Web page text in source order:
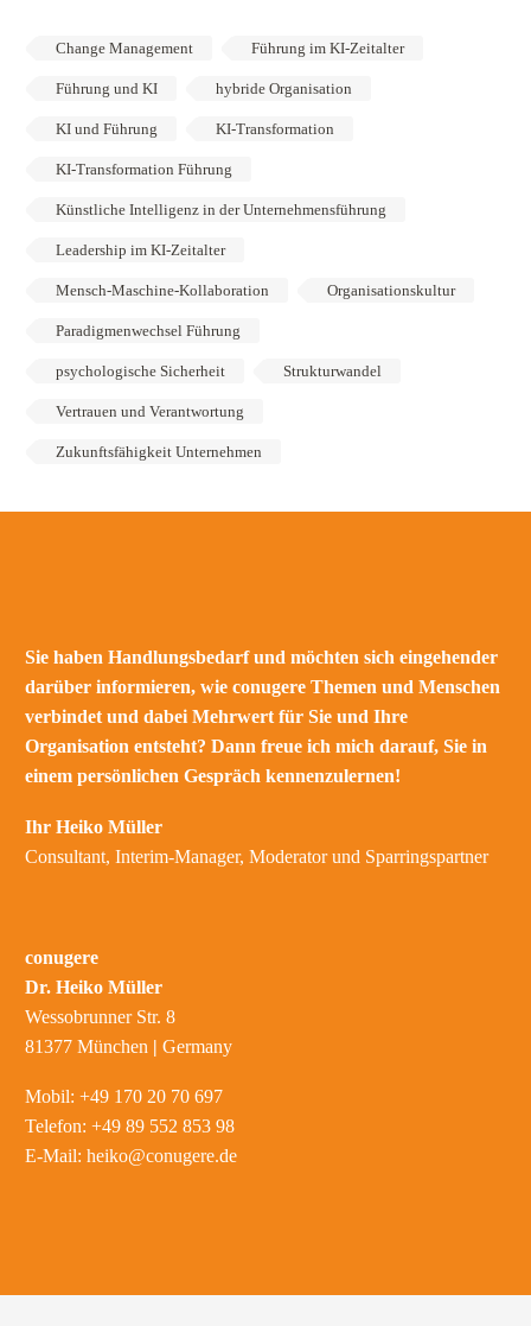
Change Management Führung im KI-Zeitalter
Führung und KI hybride Organisation
KI und Führung KI-Transformation
KI-Transformation Führung
Künstliche Intelligenz in der Unternehmensführung
Leadership im KI-Zeitalter
Mensch-Maschine-Kollaboration Organisationskultur
Paradigmenwechsel Führung
psychologische Sicherheit Strukturwandel
Vertrauen und Verantwortung
Zukunftsfähigkeit Unternehmen
Sie haben Handlungsbedarf und möchten sich eingehender
darüber informieren, wie conugere Themen und Menschen
verbindet und dabei Mehrwert für Sie und Ihre
Organisation entsteht? Dann freue ich mich darauf, Sie in
einem persönlichen Gespräch kennenzulernen!
Ihr Heiko Müller
Consultant, Interim-Manager, Moderator und Sparringspartner
conugere
Dr. Heiko Müller
Wessobrunner Str. 8
81377 München | Germany
Mobil: +49 170 20 70 697
Telefon: +49 89 552 853 98
E-Mail: heiko@conugere.de